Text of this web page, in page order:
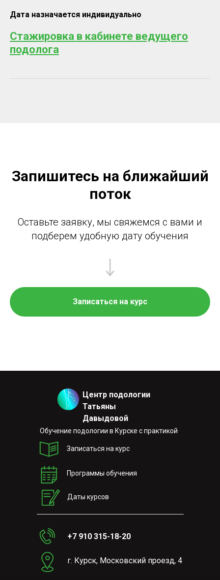
Дата назначается индивидуально
Стажировка в кабинете ведущего
подолога
Запишитесь на ближайший
поток
Оставьте заявку, мы свяжемся с вами и
подберем удобную дату обучения
Записаться на курс
Центр подологии
Татьяны
Давыдовой
Обучение подологии в Курске с практикой
Даты курсов
Записаться на курс
Программы обучения
+7 910 315-18-20
г. Курск, Московский проезд, 4